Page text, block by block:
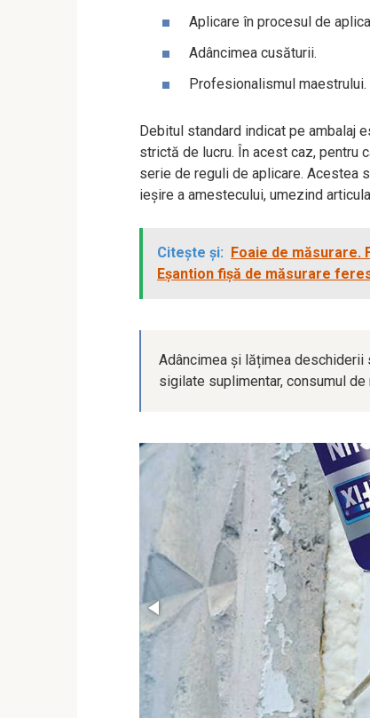
Aplicare în procesul de
Adâncimea cusăturii.
Profesionalismul maestrului.
Debitul standard indicat pe ambalaj
strictă de lucru. În acest caz, pentru
serie de reguli de aplicare. Acestea
ieșire a amestecului, umezind
Citește și: Foaie de
Eșantion fișă de măsurare
Adâncimea și lățimea deschiderii
sigilate suplimentar, consumul